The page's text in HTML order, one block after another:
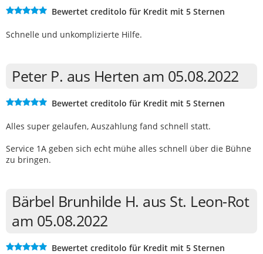
Bewertet creditolo für Kredit mit 5 Sternen
Schnelle und unkomplizierte Hilfe.
Peter P. aus Herten am 05.08.2022
Bewertet creditolo für Kredit mit 5 Sternen
Alles super gelaufen, Auszahlung fand schnell statt.
Service 1A geben sich echt mühe alles schnell über die Bühne
zu bringen.
Bärbel Brunhilde H. aus St. Leon-Rot
am 05.08.2022
Bewertet creditolo für Kredit mit 5 Sternen